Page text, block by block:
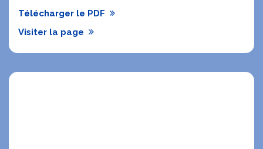
Télécharger le PDF
Visiter la page